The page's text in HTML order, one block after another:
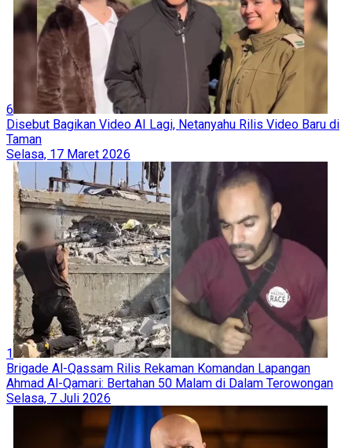
6
Disebut Bagikan Video AI Lagi, Netanyahu Rilis Video Baru di
Taman
Selasa, 17 Maret 2026
1
Brigade Al-Qassam Rilis Rekaman Komandan Lapangan
Ahmad Al-Qamari: Bertahan 50 Malam di Dalam Terowongan
Selasa, 7 Juli 2026